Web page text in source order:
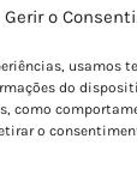
Gerir o
usamos
do
como
o
Internacionais
e Trocas